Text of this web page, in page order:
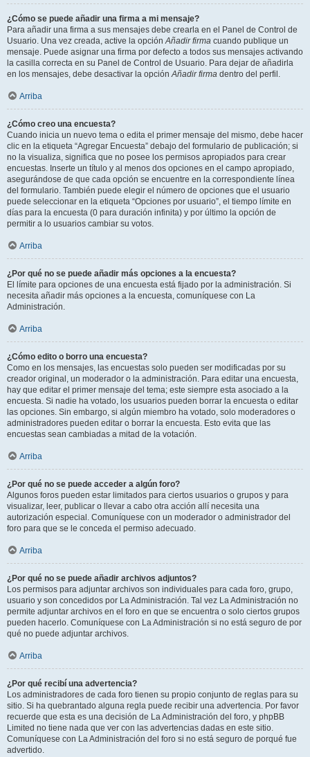
¿Cómo se puede añadir una firma a mi mensaje?
Para añadir una firma a sus mensajes debe crearla en el Panel de Control de
Usuario. Una vez creada, active la opciónAñadir firma cuando publique un
mensaje. Puede asignar una firma por defecto a todos sus mensajes activando
la casilla correcta en su Panel de Control de Usuario. Para dejar de añadirla
en los mensajes, debe desactivar la opciónAñadir firma dentro del perfil.
Arriba
¿Cómo creo una encuesta?
Cuando inicia un nuevo tema o edita el primer mensaje del mismo, debe hacer
clic en la etiqueta “Agregar Encuesta” debajo del formulario de publicación; si
no la visualiza, significa que no posee los permisos apropiados para crear
encuestas. Inserte un título y al menos dos opciones en el campo apropiado,
asegurándose de que cada opción se encuentre en la correspondiente línea
del formulario. También puede elegir el número de opciones que el usuario
puede seleccionar en la etiqueta “Opciones por usuario”, el tiempo límite en
días para la encuesta (0 para duración infinita) y por último la opción de
permitir a lo usuarios cambiar su votos.
Arriba
¿Por qué no se puede añadir más opciones a la encuesta?
El límite para opciones de una encuesta está fijado por la administración. Si
necesita añadir más opciones a la encuesta, comuníquese con La
Administración.
Arriba
¿Cómo edito o borro una encuesta?
Como en los mensajes, las encuestas solo pueden ser modificadas por su
creador original, un moderador o la administración. Para editar una encuesta,
hay que editar el primer mensaje del tema; este siempre esta asociado a la
encuesta. Si nadie ha votado, los usuarios pueden borrar la encuesta o editar
las opciones. Sin embargo, si algún miembro ha votado, solo moderadores o
administradores pueden editar o borrar la encuesta. Esto evita que las
encuestas sean cambiadas a mitad de la votación.
Arriba
¿Por qué no se puede acceder a algún foro?
Algunos foros pueden estar limitados para ciertos usuarios o grupos y para
visualizar, leer, publicar o llevar a cabo otra acción allí necesita una
autorización especial. Comuníquese con un moderador o administrador del
foro para que se le conceda el permiso adecuado.
Arriba
¿Por qué no se puede añadir archivos adjuntos?
Los permisos para adjuntar archivos son individuales para cada foro, grupo,
usuario y son concedidos por La Administración. Tal vez La Administración no
permite adjuntar archivos en el foro en que se encuentra o solo ciertos grupos
pueden hacerlo. Comuníquese con La Administración si no está seguro de por
qué no puede adjuntar archivos.
Arriba
¿Por qué recibí una advertencia?
Los administradores de cada foro tienen su propio conjunto de reglas para su
sitio. Si ha quebrantado alguna regla puede recibir una advertencia. Por favor
recuerde que esta es una decisión de La Administración del foro, y phpBB
Limited no tiene nada que ver con las advertencias dadas en este sitio.
Comuníquese con La Administración del foro si no está seguro de porqué fue
advertido.